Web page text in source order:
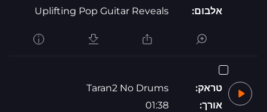
אלבום:
Uplifting Pop Guitar Reveals
טראק:
Taran2 No Drums
אורך:
01:38